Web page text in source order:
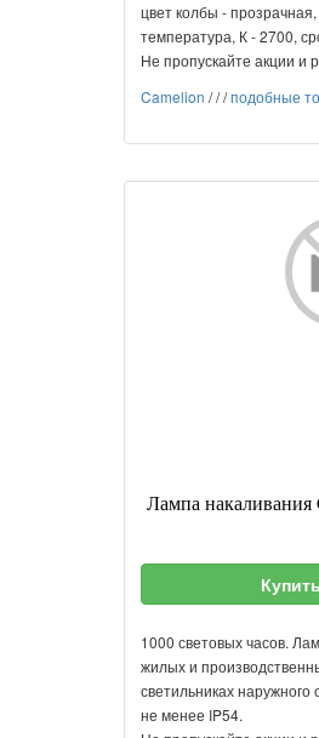
цвет колбы -
температура, К - 2700,
Не пропускайте акции и
Camelion ///подобные
Лампа
1000 световых часов.
жилых и
светильниках
не менее IP54.